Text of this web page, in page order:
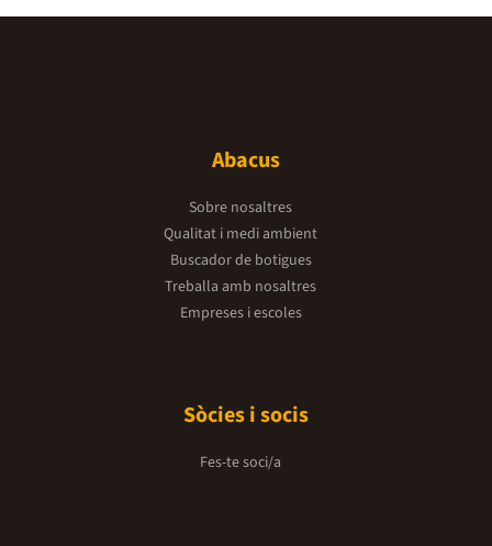
Abacus
Sobre nosaltres
Qualitat i medi ambient
Buscador de botigues
Treballa amb nosaltres
Empreses i escoles
Sòcies i socis
Fes-te soci/a